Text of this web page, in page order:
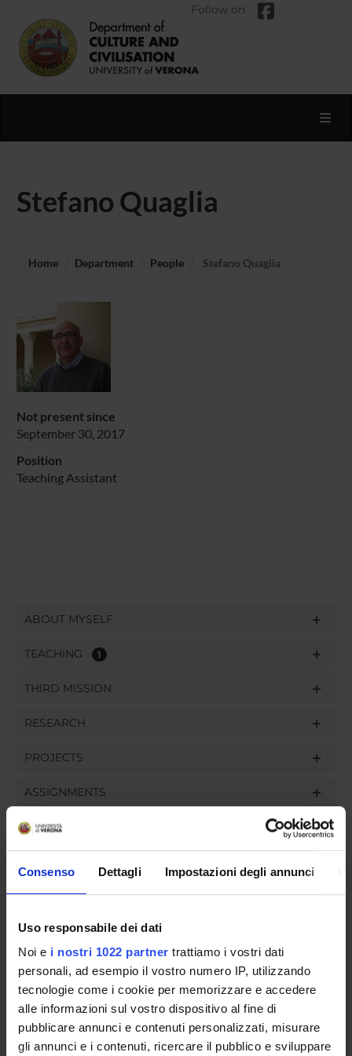
Consenso Dettagli Impostazioni degli annunci
Uso responsabile dei dati
Noi e i nostri 1022 partner trattiamo i vostri dati
personali, ad esempio il vostro numero IP, utilizzando
tecnologie come i cookie per memorizzare e accedere
alle informazioni sul vostro dispositivo al fine di
pubblicare annunci e contenuti personalizzati, misurare
gli annunci e i contenuti, ricercare il pubblico e sviluppare
Follow on
Stefano Quaglia
Home Department People Stefano Quaglia
Not present since
September 30, 2017
Position
Teaching Assistant
ABOUT MYSELF
TEACHING 1
THIRD MISSION
RESEARCH
PROJECTS
ASSIGNMENTS
ORGANISATION
COMMITTEES
DEPARTMENT ADMINISTRATION OFFICES
STUDENT ADMINISTRATION OFFICES